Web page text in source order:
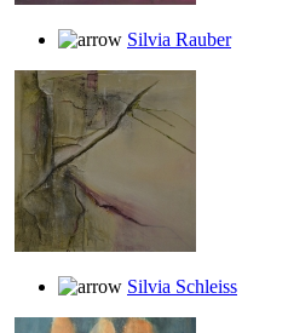
Silvia Rauber
Silvia Schleiss